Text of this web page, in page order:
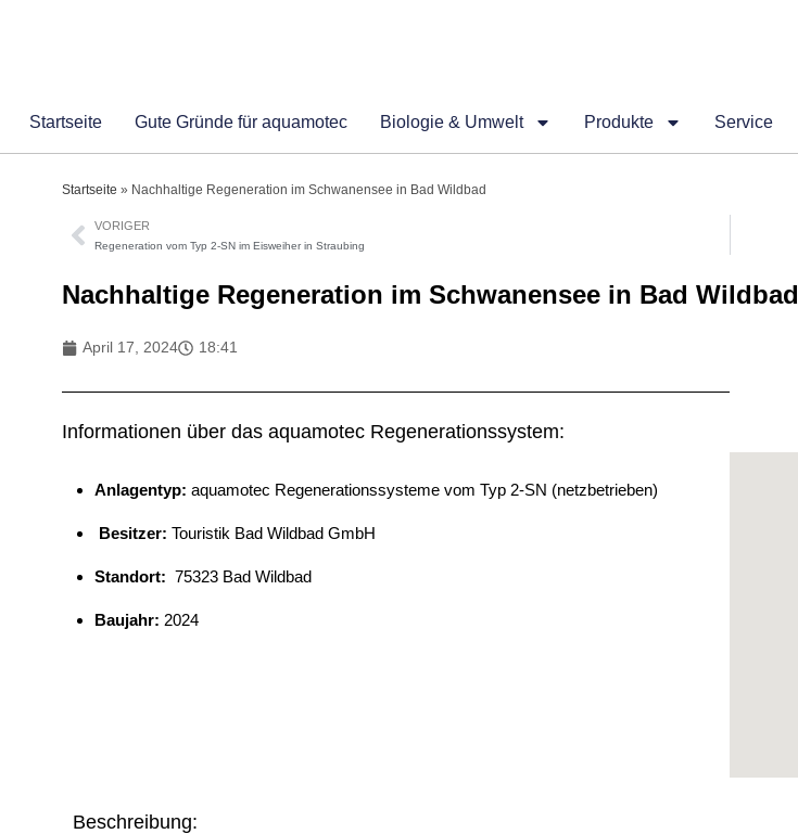
Startseite Gute Gründe für aquamotec Biologie & Umwelt Produkte Service
Startseite » Nachhaltige Regeneration im Schwanensee in Bad Wildbad
VORIGER
Regeneration vom Typ 2-SN im Eisweiher in Straubing
Nachhaltige Regeneration im Schwanensee in Bad Wildbad
April 17, 2024 18:41
Informationen über das aquamotec Regenerationssystem:
Anlagentyp: aquamotec Regenerationssysteme vom Typ 2-SN (netzbetrieben)
Besitzer: Touristik Bad Wildbad GmbH
Standort: 75323 Bad Wildbad
Baujahr: 2024
Beschreibung: